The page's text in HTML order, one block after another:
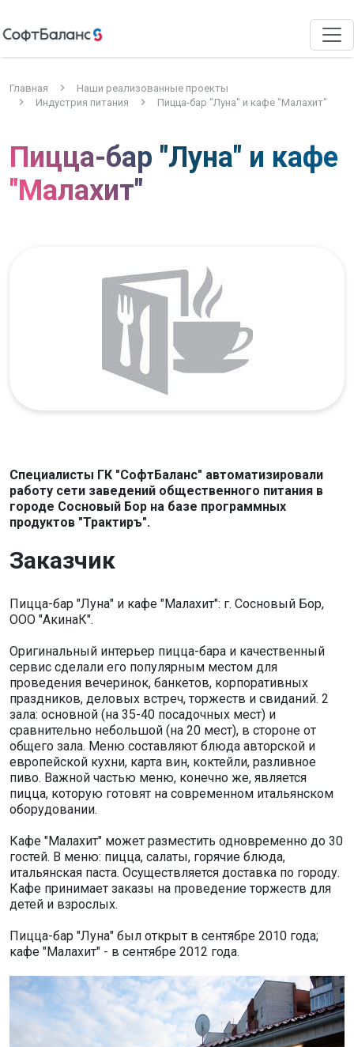
Главная
Наши реализованные проекты
Индустрия питания
Пицца-бар "Луна" и кафе "Малахит"
Пицца-бар "Луна" и кафе
"Малахит"
Специалисты ГК "СофтБаланс" автоматизировали
работу сети заведений общественного питания в
городе Сосновый Бор на базе программных
продуктов "Трактиръ".
Заказчик
Пицца-бар "Луна" и кафе "Малахит": г. Сосновый Бор,
ООО "АкинаК".
Оригинальный интерьер пицца-бара и качественный
сервис сделали его популярным местом для
проведения вечеринок, банкетов, корпоративных
праздников, деловых встреч, торжеств и свиданий. 2
зала: основной (на 35-40 посадочных мест) и
сравнительно небольшой (на 20 мест), в стороне от
общего зала. Меню составляют блюда авторской и
европейской кухни, карта вин, коктейли, разливное
пиво. Важной частью меню, конечно же, является
пицца, которую готовят на современном итальянском
оборудовании.
Кафе "Малахит" может разместить одновременно до 30
гостей. В меню: пицца, салаты, горячие блюда,
итальянская паста. Осуществляется доставка по городу.
Кафе принимает заказы на проведение торжеств для
детей и взрослых.
Пицца-бар "Луна" был открыт в сентябре 2010 года;
кафе "Малахит" - в сентябре 2012 года.